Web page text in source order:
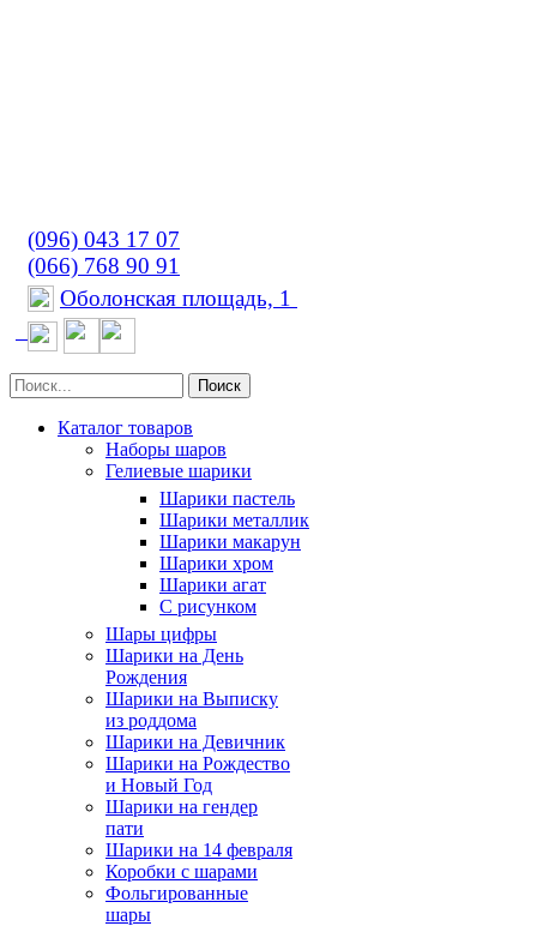
(096) 043 17 07
(066) 768 90 91
Оболонская площадь, 1
Поиск
Каталог товаров
Наборы шаров
Гелиевые шарики
Шарики пастель
Шарики металлик
Шарики макарун
Шарики хром
Шарики агат
С рисунком
Шары цифры
Шарики на День
Рождения
Шарики на Выписку
из роддома
Шарики на Девичник
Шарики на Рождество
и Новый Год
Шарики на гендер
пати
Шарики на 14 февраля
Коробки с шарами
Фольгированные
шары